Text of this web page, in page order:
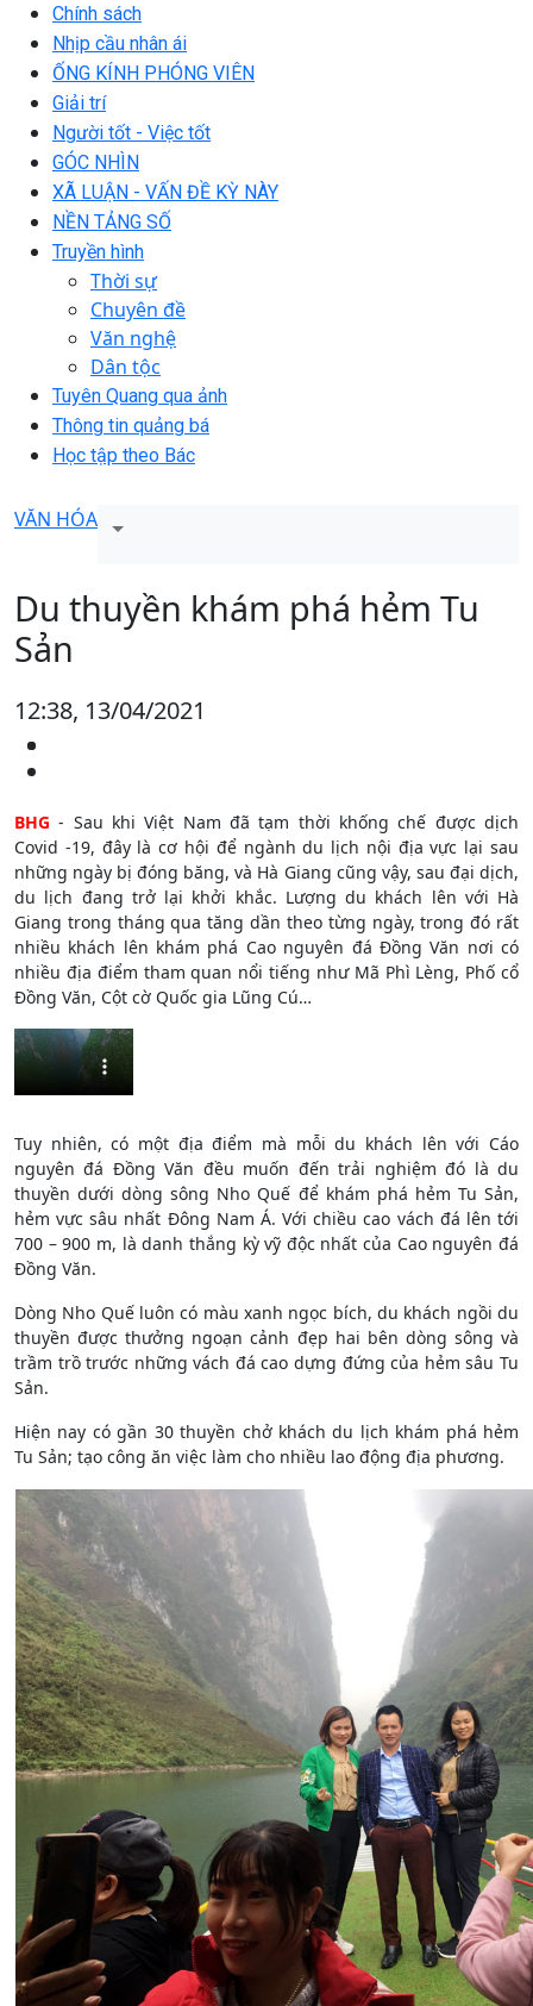
Chính sách
Nhịp cầu nhân ái
ỐNG KÍNH PHÓNG VIÊN
Giải trí
Người tốt - Việc tốt
GÓC NHÌN
XÃ LUẬN - VẤN ĐỀ KỲ NÀY
NỀN TẢNG SỐ
Truyền hình
Thời sự
Chuyên đề
Văn nghệ
Dân tộc
Tuyên Quang qua ảnh
Thông tin quảng bá
Học tập theo Bác
VĂN HÓA
Du thuyền khám phá hẻm Tu
Sản
12:38, 13/04/2021
BHG- Sau khi Việt Nam đã tạm thời khống chế được dịch
Covid -19, đây là cơ hội để ngành du lịch nội địa vực lại sau
những ngày bị đóng băng, và Hà Giang cũng vậy, sau đại dịch,
du lịch đang trở lại khởi khắc. Lượng du khách lên với Hà
Giang trong tháng qua tăng dần theo từng ngày, trong đó rất
nhiều khách lên khám phá Cao nguyên đá Đồng Văn nơi có
nhiều địa điểm tham quan nổi tiếng như Mã Phì Lèng, Phố cổ
Đồng Văn, Cột cờ Quốc gia Lũng Cú…
Tuy nhiên, có một địa điểm mà mỗi du khách lên với Cáo
nguyên đá Đồng Văn đều muốn đến trải nghiệm đó là du
thuyền dưới dòng sông Nho Quế để khám phá hẻm Tu Sản,
hẻm vực sâu nhất Đông Nam Á. Với chiều cao vách đá lên tới
700 – 900 m, là danh thắng kỳ vỹ độc nhất của Cao nguyên đá
Đồng Văn.
Dòng Nho Quế luôn có màu xanh ngọc bích, du khách ngồi du
thuyền được thưởng ngoạn cảnh đẹp hai bên dòng sông và
trầm trồ trước những vách đá cao dựng đứng của hẻm sâu Tu
Sản.
Hiện nay có gần 30 thuyền chở khách du lịch khám phá hẻm
Tu Sản; tạo công ăn việc làm cho nhiều lao động địa phương.